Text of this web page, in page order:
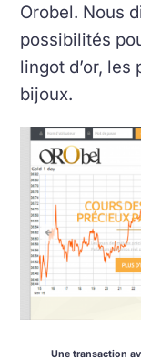
Orobel. Nous
possibilités
lingot d’or,
bijoux.
Une transaction